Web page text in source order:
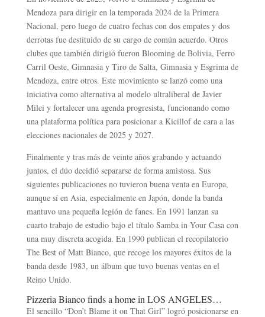
Mendoza para dirigir en la temporada 2024 de la Primera
Nacional, pero luego de cuatro fechas con dos empates y dos
derrotas fue destituido de su cargo de común acuerdo.​​ Otros
clubes que también dirigió fueron Blooming de Bolivia, Ferro
Carril Oeste, Gimnasia y Tiro de Salta, Gimnasia y Esgrima de
Mendoza, entre otros.​​​​​​​​​ Este movimiento se lanzó como una
iniciativa como alternativa al modelo ultraliberal de Javier
Milei y fortalecer una agenda progresista, funcionando como
una plataforma política para posicionar a Kicillof de cara a las
elecciones nacionales de 2025 y 2027.
Finalmente y tras más de veinte años grabando y actuando
juntos, el dúo decidió separarse de forma amistosa. Sus
siguientes publicaciones no tuvieron buena venta en Europa,
aunque sí en Asia, especialmente en Japón, donde la banda
mantuvo una pequeña legión de fanes. En 1991 lanzan su
cuarto trabajo de estudio bajo el título Samba in Your Casa con
una muy discreta acogida. En 1990 publican el recopilatorio
The Best of Matt Bianco, que recoge los mayores éxitos de la
banda desde 1983, un álbum que tuvo buenas ventas en el
Reino Unido.
Pizzeria Bianco finds a home in LOS ANGELES…
El sencillo “Don’t Blame it on That Girl” logró posicionarse en